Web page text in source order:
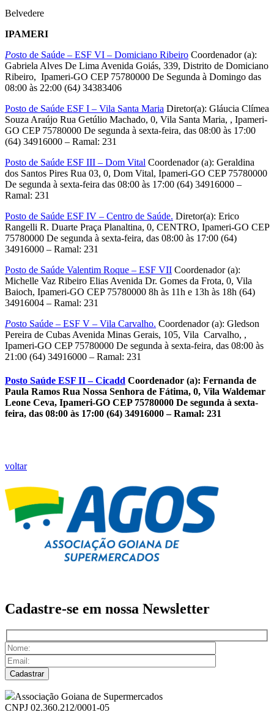
Belvedere
IPAMERI
Posto de Saúde – ESF VI – Domiciano Ribeiro Coordenador (a):
Gabriela Alves De Lima Avenida Goiás, 339, Distrito de Domiciano
Ribeiro, Ipameri-GO CEP 75780000 De Segunda à Domingo das
08:00 às 22:00 (64) 34383406
Posto de Saúde ESF I – Vila Santa Maria Diretor(a): Gláucia Clímea
Souza Araújo Rua Getúlio Machado, 0, Vila Santa Maria, , Ipameri-
GO CEP 75780000 De segunda à sexta-feira, das 08:00 às 17:00
(64) 34916000 – Ramal: 231
Posto de Saúde ESF III – Dom Vital Coordenador (a): Geraldina
dos Santos Pires Rua 03, 0, Dom Vital, Ipameri-GO CEP 75780000
De segunda à sexta-feira das 08:00 às 17:00 (64) 34916000 –
Ramal: 231
Posto de Saúde ESF IV – Centro de Saúde. Diretor(a): Erico
Rangelli R. Duarte Praça Planaltina, 0, CENTRO, Ipameri-GO CEP
75780000 De segunda à sexta-feira, das 08:00 às 17:00 (64)
34916000 – Ramal: 231
Posto de Saúde Valentim Roque – ESF VII Coordenador (a):
Michelle Vaz Ribeiro Elias Avenida Dr. Gomes da Frota, 0, Vila
Baioch, Ipameri-GO CEP 75780000 8h às 11h e 13h às 18h (64)
34916004 – Ramal: 231
Posto Saúde – ESF V – Vila Carvalho. Coordenador (a): Gledson
Pereira de Cubas Avenida Minas Gerais, 105, Vila Carvalho, ,
Ipameri-GO CEP 75780000 De segunda à sexta-feira, das 08:00 às
21:00 (64) 34916000 – Ramal: 231
Posto Saúde ESF II – Cicadd Coordenador (a): Fernanda de
Paula Ramos Rua Nossa Senhora de Fátima, 0, Vila Waldemar
Leone Ceva, Ipameri-GO CEP 75780000 De segunda à sexta-
feira, das 08:00 às 17:00 (64) 34916000 – Ramal: 231
voltar
Cadastre-se em nossa Newsletter
Associação Goiana de Supermercados
CNPJ 02.360.212/0001-05